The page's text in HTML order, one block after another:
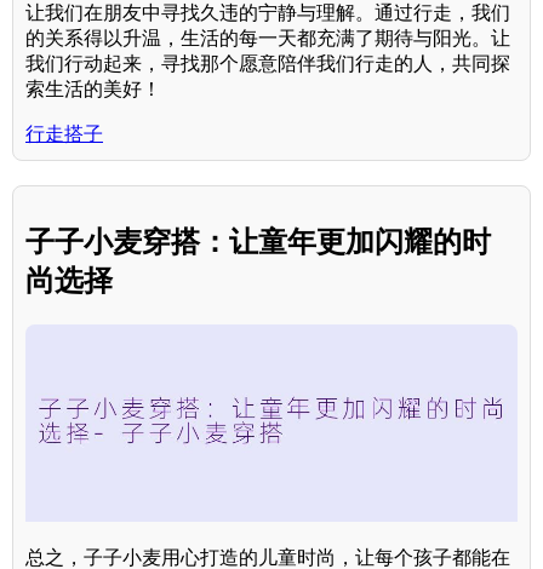
让我们在朋友中寻找久违的宁静与理解。通过行走，我们
的关系得以升温，生活的每一天都充满了期待与阳光。让
我们行动起来，寻找那个愿意陪伴我们行走的人，共同探
索生活的美好！
行走搭子
子子小麦穿搭：让童年更加闪耀的时
尚选择
总之，子子小麦用心打造的儿童时尚，让每个孩子都能在